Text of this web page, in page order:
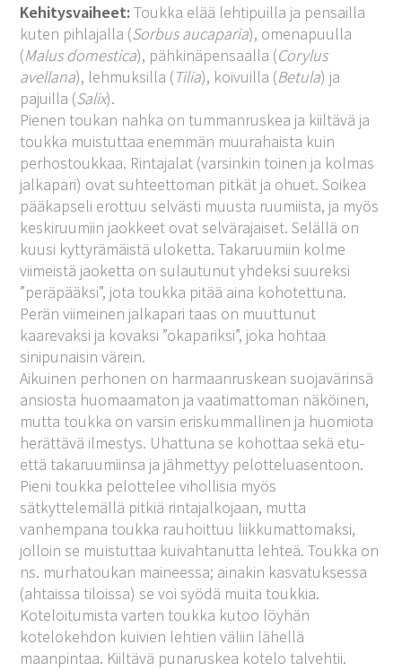
Kehitysvaiheet:Toukka elää lehtipuilla ja pensailla
kuten pihlajalla (Sorbus aucaparia), omenapuulla
(Malus domestica), pähkinäpensaalla (Corylus
avellana), lehmuksilla (Tilia), koivuilla (Betula) ja
pajuilla (Salix).
Pienen toukan nahka on tummanruskea ja kiiltävä ja
toukka muistuttaa enemmän muurahaista kuin
perhostoukkaa. Rintajalat (varsinkin toinen ja kolmas
jalkapari) ovat suhteettoman pitkät ja ohuet. Soikea
pääkapseli erottuu selvästi muusta ruumiista, ja myös
keskiruumiin jaokkeet ovat selvärajaiset. Selällä on
kuusi kyttyrämäistä uloketta. Takaruumiin kolme
viimeistä jaoketta on sulautunut yhdeksi suureksi
”peräpääksi”, jota toukka pitää aina kohotettuna.
Perän viimeinen jalkapari taas on muuttunut
kaarevaksi ja kovaksi ”okapariksi”, joka hohtaa
sinipunaisin värein.
Aikuinen perhonen on harmaanruskean suojavärinsä
ansiosta huomaamaton ja vaatimattoman näköinen,
mutta toukka on varsin eriskummallinen ja huomiota
herättävä ilmestys. Uhattuna se kohottaa sekä etu-
että takaruumiinsa ja jähmettyy pelotteluasentoon.
Pieni toukka pelottelee vihollisia myös
sätkyttelemällä pitkiä rintajalkojaan, mutta
vanhempana toukka rauhoittuu liikkumattomaksi,
jolloin se muistuttaa kuivahtanutta lehteä. Toukka on
ns. murhatoukan maineessa; ainakin kasvatuksessa
(ahtaissa tiloissa) se voi syödä muita toukkia.
Koteloitumista varten toukka kutoo löyhän
kotelokehdon kuivien lehtien väliin lähellä
maanpintaa. Kiiltävä punaruskea kotelo talvehtii.